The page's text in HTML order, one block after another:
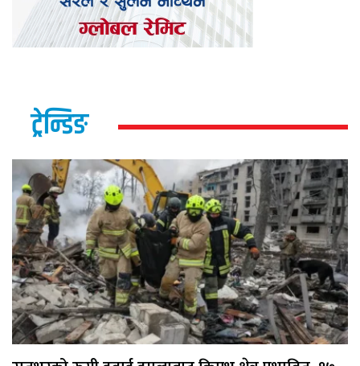
ट्रेन्डिङ